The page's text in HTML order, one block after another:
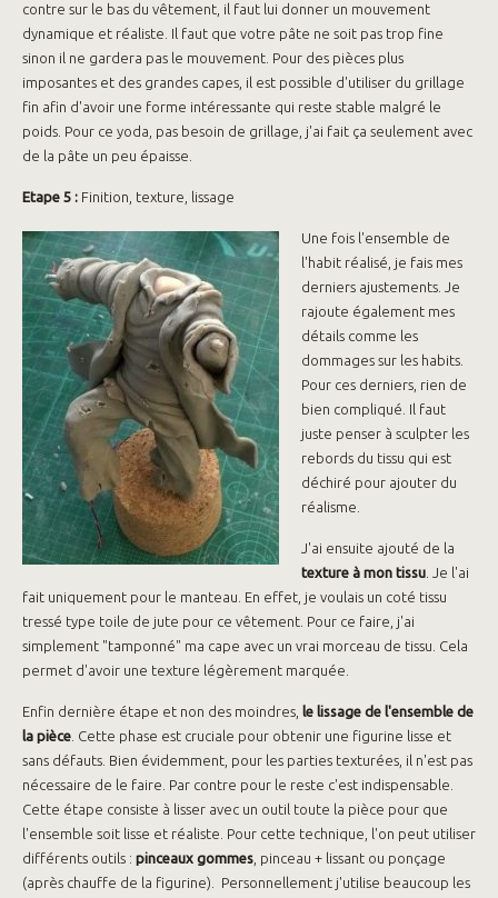
contre sur le bas du vêtement, il faut lui donner un mouvement
dynamique et réaliste. Il faut que votre pâte ne soit pas trop fine
sinon il ne gardera pas le mouvement. Pour des pièces plus
imposantes et des grandes capes, il est possible d'utiliser du grillage
fin afin d'avoir une forme intéressante qui reste stable malgré le
poids. Pour ce yoda, pas besoin de grillage, j'ai fait ça seulement avec
de la pâte un peu épaisse.
Etape 5 : Finition, texture, lissage
Une fois l'ensemble de
l'habit réalisé, je fais mes
derniers ajustements. Je
rajoute également mes
détails comme les
dommages sur les habits.
Pour ces derniers, rien de
bien compliqué. Il faut
juste penser à sculpter les
rebords du tissu qui est
déchiré pour ajouter du
réalisme.
J'ai ensuite ajouté de la
texture à mon tissu . Je l'ai
fait uniquement pour le manteau. En effet, je voulais un coté tissu
tressé type toile de jute pour ce vêtement. Pour ce faire, j'ai
simplement "tamponné" ma cape avec un vrai morceau de tissu. Cela
permet d'avoir une texture légèrement marquée.
Enfin dernière étape et non des moindres, le lissage de l'ensemble de
la pièce . Cette phase est cruciale pour obtenir une figurine lisse et
sans défauts. Bien évidemment, pour les parties texturées, il n'est pas
nécessaire de le faire. Par contre pour le reste c'est indispensable.
Cette étape consiste à lisser avec un outil toute la pièce pour que
l'ensemble soit lisse et réaliste. Pour cette technique, l'on peut utiliser
différents outils : pinceaux gommes , pinceau + lissant ou ponçage
(après chauffe de la figurine). Personnellement j'utilise beaucoup les